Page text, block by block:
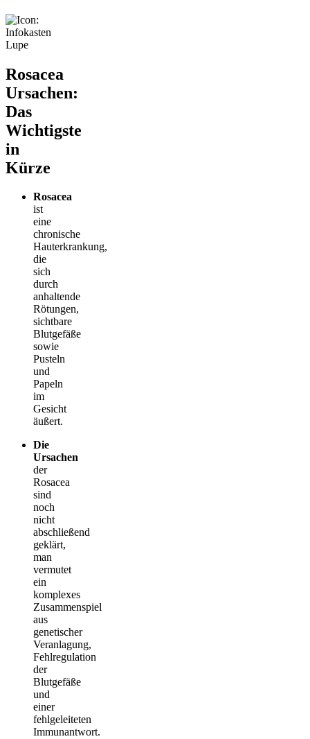
Rosacea
Ursachen:
Das
Wichtigste
in
Kürze
Rosacea
ist
eine
chronische
Hauterkrankung,
die
sich
durch
anhaltende
Rötungen,
sichtbare
Blutgefäße
sowie
Pusteln
und
Papeln
im
Gesicht
äußert.
Die
Ursachen
der
Rosacea
sind
noch
nicht
abschließend
geklärt,
man
vermutet
ein
komplexes
Zusammenspiel
aus
genetischer
Veranlagung,
Fehlregulation
der
Blutgefäße
und
einer
fehlgeleiteten
Immunantwort.